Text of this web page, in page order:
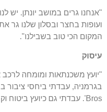
"אנחנו גרים במושב יונתן. יש
ועופות בחצר ובסלון שלנו גר
המקום הכי טוב בשבילנו".
עיסוק
"יועץ משכנתאות ומומחה לרכב
Bros'. עבדתי גם כיועץ ביטוח וקרנות פנסיה עצמאית.